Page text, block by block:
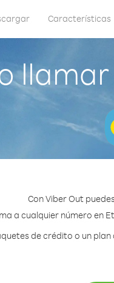
Características
Con Viber Out
a cualquier número en
de crédito o un